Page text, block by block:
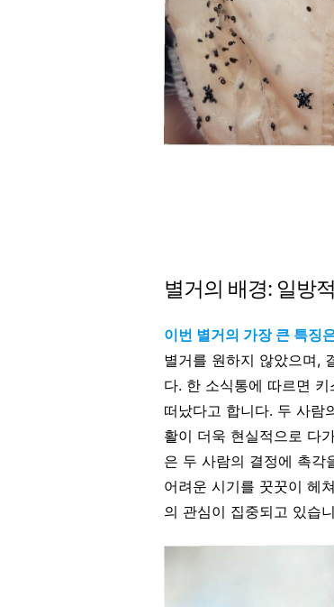
별거의 배경: 일방
이번 별거의 가장 큰 특징
별거를 원하지 않았으며,
다. 한 소식통에 따르면
떠났다고 합니다. 두 사람
활이 더욱 현실적으로 다
은 두 사람의 결정에 촉각
어려운 시기를 꿋꿋이 헤
의 관심이 집중되고 있습